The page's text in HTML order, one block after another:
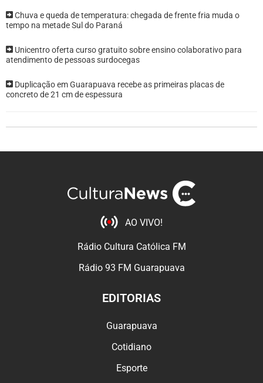
Chuva e queda de temperatura: chegada de frente fria muda o
tempo na metade Sul do Paraná
Unicentro oferta curso gratuito sobre ensino colaborativo para
atendimento de pessoas surdocegas
Duplicação em Guarapuava recebe as primeiras placas de
concreto de 21 cm de espessura
AO VIVO!
Rádio Cultura Católica FM
Rádio 93 FM Guarapuava
EDITORIAS
Guarapuava
Cotidiano
Esporte